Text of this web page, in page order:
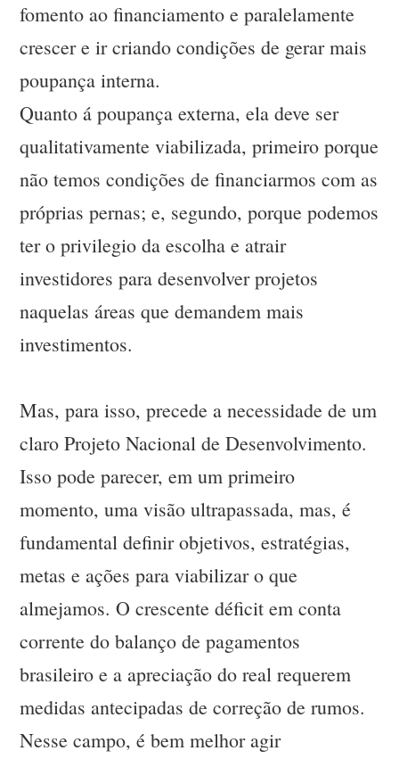
fomento ao financiamento e paralelamente
crescer e ir criando condições de gerar mais
poupança interna.
Quanto á poupança externa, ela deve ser
qualitativamente viabilizada, primeiro porque
não temos condições de financiarmos com as
próprias pernas; e, segundo, porque podemos
ter o privilegio da escolha e atrair
investidores para desenvolver projetos
naquelas áreas que demandem mais
investimentos.
Mas, para isso, precede a necessidade de um
claro Projeto Nacional de Desenvolvimento.
Isso pode parecer, em um primeiro
momento, uma visão ultrapassada, mas, é
fundamental definir objetivos, estratégias,
metas e ações para viabilizar o que
almejamos. O crescente déficit em conta
corrente do balanço de pagamentos
brasileiro e a apreciação do real requerem
medidas antecipadas de correção de rumos.
Nesse campo, é bem melhor agir